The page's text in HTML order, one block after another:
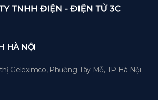
HÀ NỘI
Geleximco, Phường Tây Mỗ, TP Hà Nội